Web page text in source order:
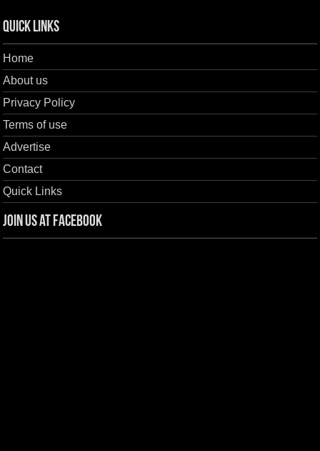
Quick Links
Home
About us
Privacy Policy
Terms of use
Advertise
Contact
Quick Links
Join us at Facebook